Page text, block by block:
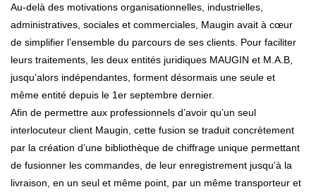
Au-delà des motivations organisationnelles, industrielles,
administratives, sociales et commerciales, Maugin avait à cœur
de simplifier l’ensemble du parcours de ses clients. Pour faciliter
leurs traitements, les deux entités juridiques MAUGIN et M.A.B,
jusqu’alors indépendantes, forment désormais une seule et
même entité depuis le 1er septembre dernier.
Afin de permettre aux professionnels d’avoir qu’un seul
interlocuteur client Maugin, cette fusion se traduit concrètement
par la création d’une bibliothèque de chiffrage unique permettant
de fusionner les commandes, de leur enregistrement jusqu’à la
livraison, en un seul et même point, par un même transporteur et